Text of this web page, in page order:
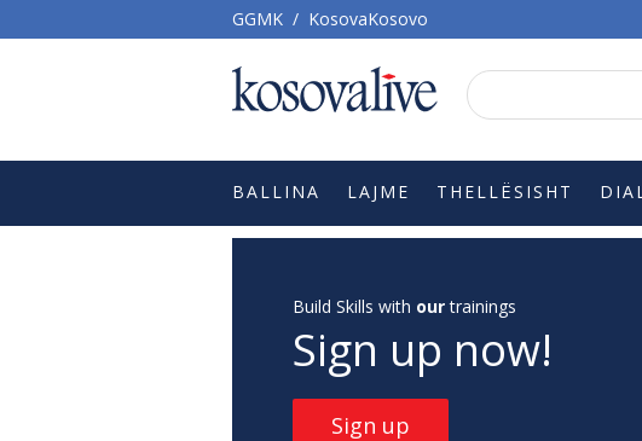
GGMK / KosovaKosovo
BALLINA LAJME THELLËSISHT
Build Skills with ourtrainings
Sign up now!
Sign up